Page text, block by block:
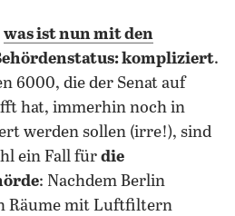
was ist nun mit den
kompliziert.
6000, die der Senat auf
hat, immerhin noch in
werden sollen (irre!), sind
ein Fall für die
: Nachdem Berlin
Räume mit Luftfiltern